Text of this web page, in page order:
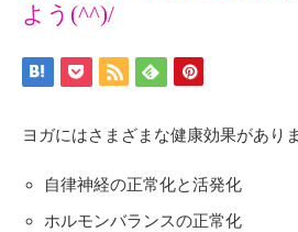
よう(^^)/
ヨガにはさまざまな健康効果があり
自律神経の正常化と活発化
ホルモンバランスの正常化